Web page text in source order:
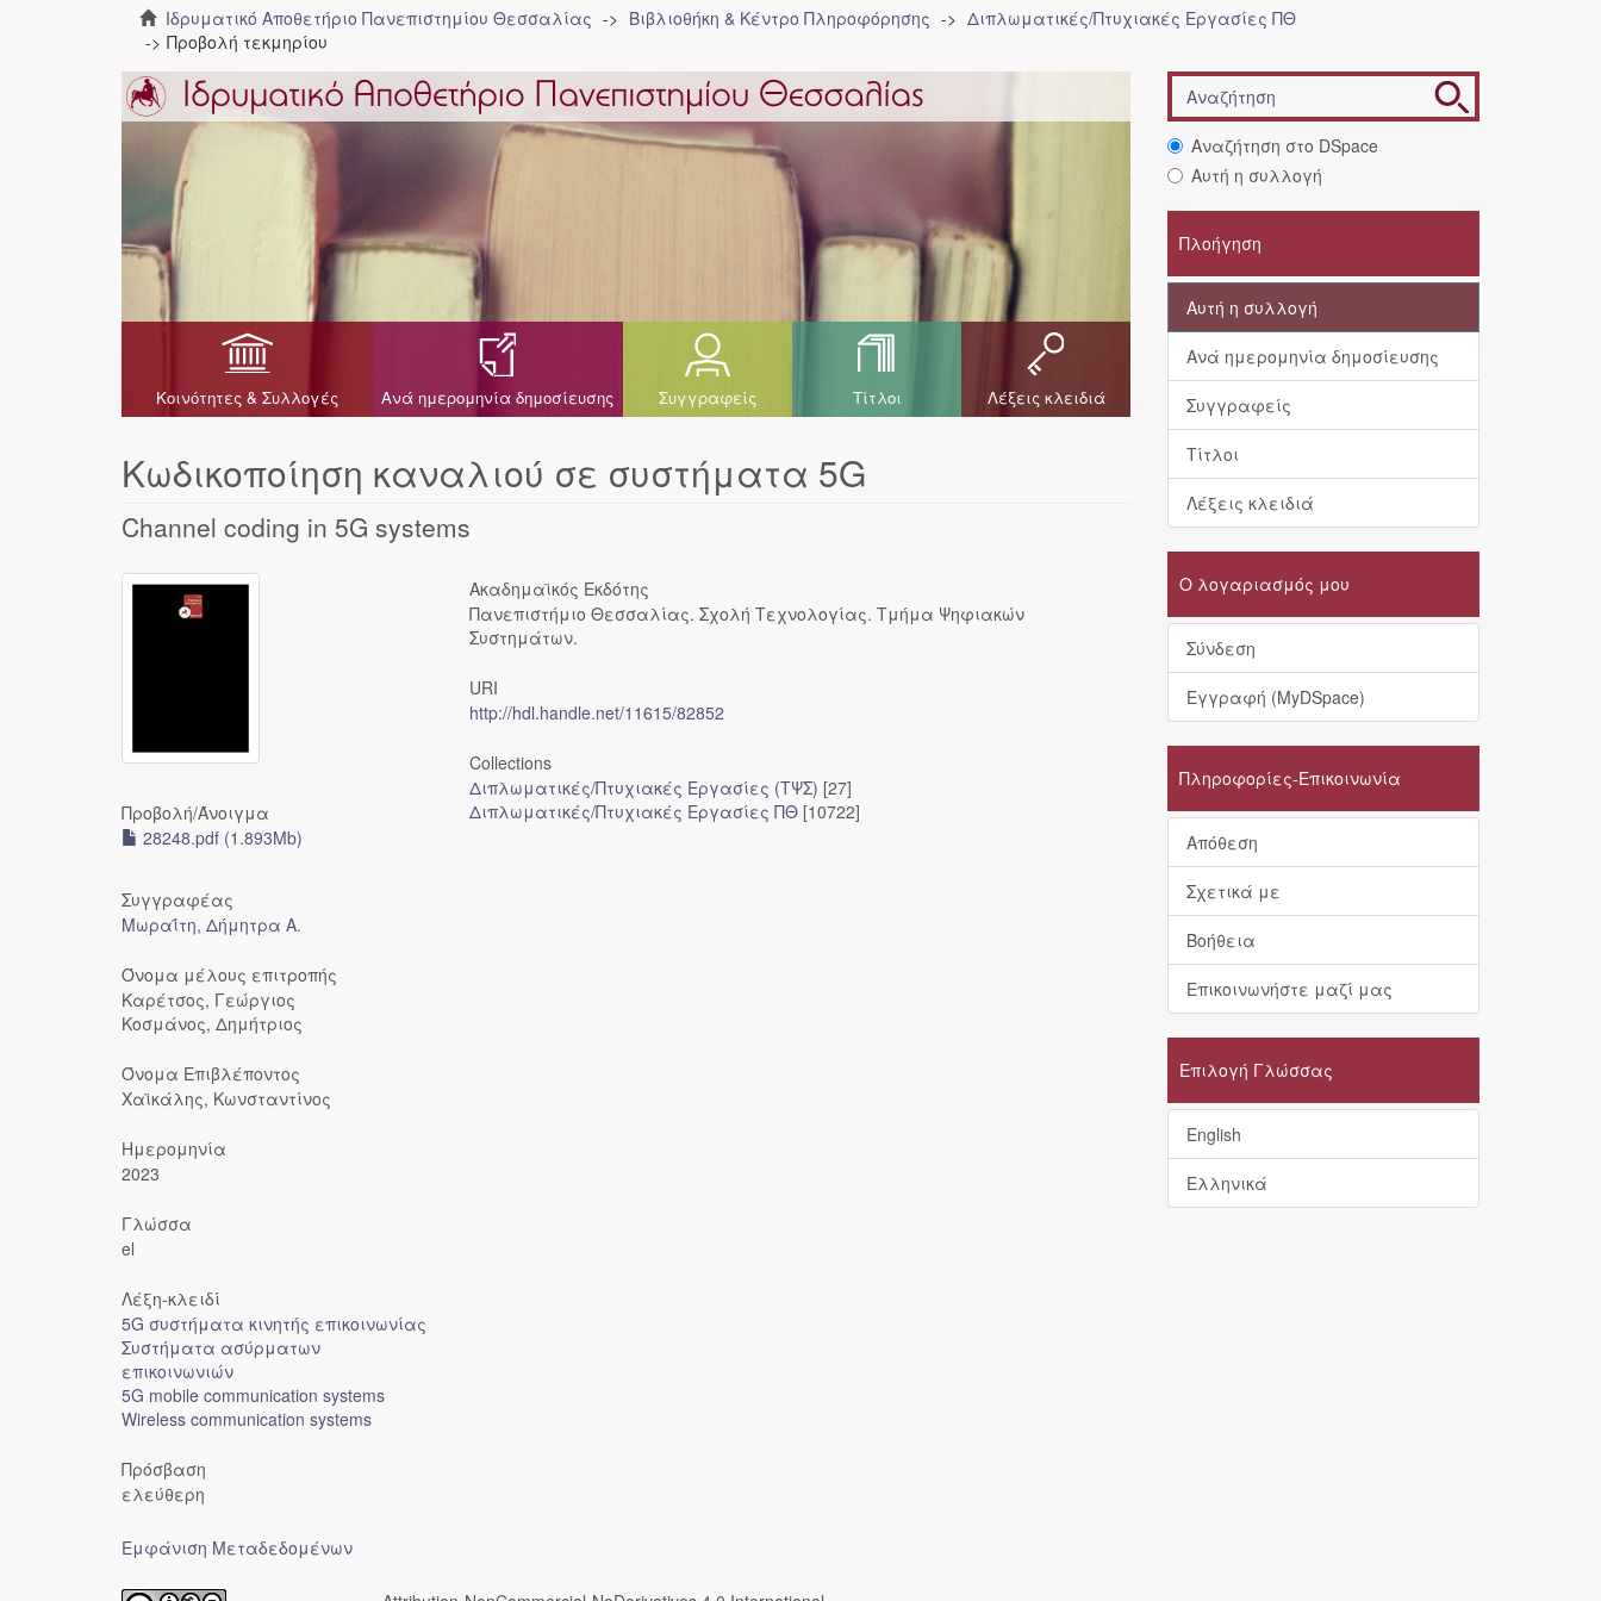
Ιδρυματικό Αποθετήριο Πανεπιστημίου Θεσσαλίας Βιβλιοθήκη & Κέντρο Πληροφόρησης
Διπλωματικές/Πτυχιακές Εργασίες ΠΘ
Προβολή τεκμηρίου
Κοινότητες & Συλλογές Ανά ημερομηνία δημοσίευσης Συγγραφείς Τίτλοι Λέξεις κλειδιά
Κωδικοποίηση καναλιού σε συστήματα 5G
Channel coding in 5G systems
Προβολή/Άνοιγμα
28248.pdf (1.893Mb)
Συγγραφέας
Μωραΐτη, Δήμητρα Α.
Όνομα μέλους επιτροπής
Καρέτσος, Γεώργιος
Κοσμάνος, Δημήτριος
Όνομα Επιβλέποντος
Χαϊκάλης, Κωνσταντίνος
Ημερομηνία
2023
Γλώσσα
el
Λέξη-κλειδί
5G συστήματα κινητής επικοινωνίας
Συστήματα ασύρματων
επικοινωνιών
5G mobile communication systems
Wireless communication systems
Πρόσβαση
ελεύθερη
Εμφάνιση Μεταδεδομένων
Ακαδημαϊκός Εκδότης
Πανεπιστήμιο Θεσσαλίας. Σχολή Τεχνολογίας. Τμήμα Ψηφιακών
Συστημάτων.
URI
http://hdl.handle.net/11615/82852
Collections
Διπλωματικές/Πτυχιακές Εργασίες (ΤΨΣ) [27]
Διπλωματικές/Πτυχιακές Εργασίες ΠΘ [10722]
Αναζήτηση στο DSpace
Αυτή η συλλογή
Πλοήγηση
Αυτή η συλλογή
Ανά ημερομηνία δημοσίευσης
Συγγραφείς
Τίτλοι
Λέξεις κλειδιά
Ο λογαριασμός μου
Σύνδεση
Εγγραφή (MyDSpace)
Πληροφορίες-Επικοινωνία
Απόθεση
Σχετικά με
Βοήθεια
Επικοινωνήστε μαζί μας
Επιλογή Γλώσσας
English
Ελληνικά